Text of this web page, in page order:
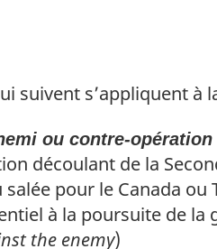
suivent s’appliquent à
ou contre-opération
découlant de la
pour le Canada ou
à la poursuite de la
the enemy)